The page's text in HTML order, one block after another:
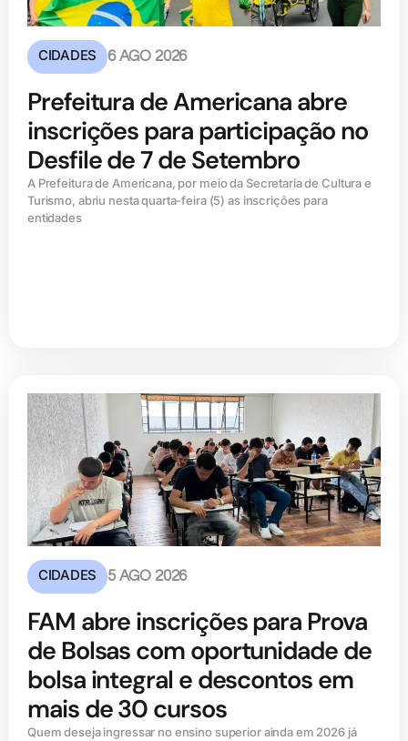
CIDADES 6 AGO 2026
Prefeitura de Americana abre
inscrições para participação no
Desfile de 7 de Setembro
A Prefeitura de Americana, por meio da Secretaria de Cultura e
Turismo, abriu nesta quarta-feira (5) as inscrições para
entidades
CIDADES 5 AGO 2026
FAM abre inscrições para Prova
de Bolsas com oportunidade de
bolsa integral e descontos em
mais de 30 cursos
Quem deseja ingressar no ensino superior ainda em 2026 já